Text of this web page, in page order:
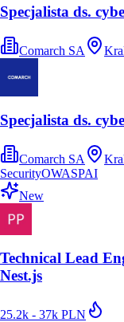
Specjalista ds.
Comarch SA
Specjalista ds.
Comarch SA
SecurityOWASPAI
New
Technical Lead
Nest.js
25.2k - 37k PLN